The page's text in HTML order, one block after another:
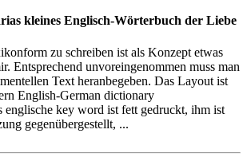
kleines Englisch-Wörterbuch der Liebe
zu schreiben ist als Konzept etwas
Entsprechend unvoreingenommen muss man
Text heranbegeben. Das Layout ist
English-German dictionary
englische key word ist fett gedruckt, ihm ist
gegenübergestellt, ...